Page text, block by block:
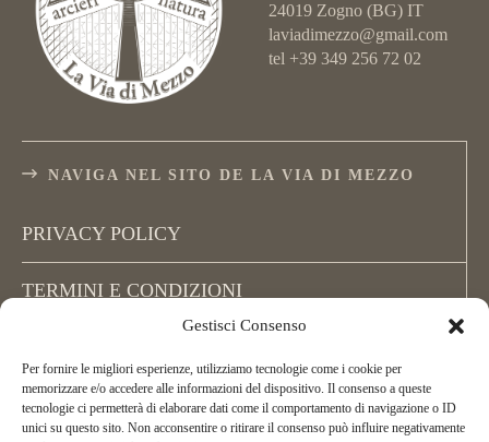
Gestisci Consenso
Per fornire le migliori esperienze, utilizziamo tecnologie come i cookie per
memorizzare e/o accedere alle informazioni del dispositivo. Il consenso a queste
tecnologie ci permetterà di elaborare dati come il comportamento di navigazione o ID
unici su questo sito. Non acconsentire o ritirare il consenso può influire negativamente
24019 Zogno (BG) IT
laviadimezzo@gmail.com
tel +39 349 256 72 02
NAVIGA NEL SITO DE LA VIA DI MEZZO
PRIVACY POLICY
TERMINI E CONDIZIONI